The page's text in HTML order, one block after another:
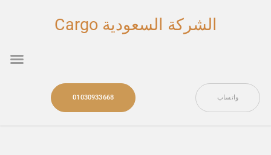
الشركة السعودية Cargo
واتساب 01030933668